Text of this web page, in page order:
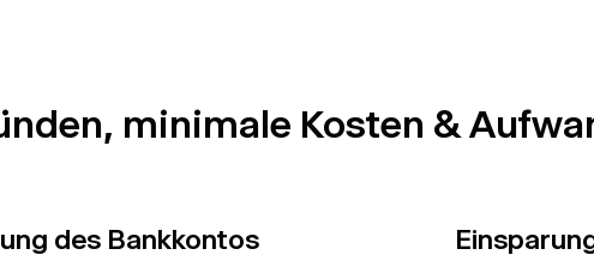
minimale Kosten &
des Bankkontos